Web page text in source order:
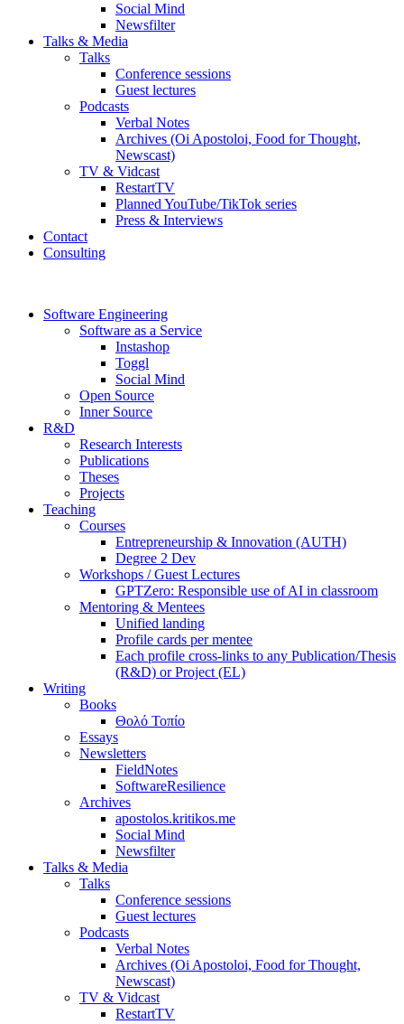
Social Mind
Newsfilter
Talks & Media
Talks
Conference sessions
Guest lectures
Podcasts
Verbal Notes
Archives (Oi Apostoloi, Food for Thought,
Newscast)
TV & Vidcast
RestartTV
Planned YouTube/TikTok series
Press & Interviews
Contact
Consulting
Software Engineering
Software as a Service
Instashop
Toggl
Social Mind
Open Source
Inner Source
R&D
Research Interests
Publications
Theses
Projects
Teaching
Courses
Entrepreneurship & Innovation (AUTH)
Degree 2 Dev
Workshops / Guest Lectures
GPTZero: Responsible use of AI in classroom
Mentoring & Mentees
Unified landing
Profile cards per mentee
Each profile cross-links to any Publication/Thesis
(R&D) or Project (EL)
Writing
Books
Θολό Τοπίο
Essays
Newsletters
FieldNotes
SoftwareResilience
Archives
apostolos.kritikos.me
Social Mind
Newsfilter
Talks & Media
Talks
Conference sessions
Guest lectures
Podcasts
Verbal Notes
Archives (Oi Apostoloi, Food for Thought,
Newscast)
TV & Vidcast
RestartTV